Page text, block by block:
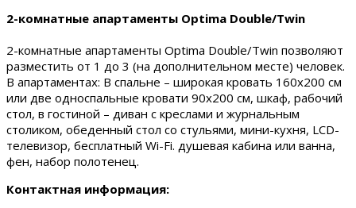
2-комнатные апартаменты Optima Double/Twin
2-комнатные апартаменты Optima Double/Twin позволяют
разместить от 1 до 3 (на дополнительном месте) человек.
В апартаментах: В спальне – широкая кровать 160х200 см
или две односпальные кровати 90х200 см, шкаф, рабочий
стол, в гостиной – диван с креслами и журнальным
столиком, обеденный стол со стульями, мини-кухня, LCD-
телевизор, бесплатный Wi-Fi. душевая кабина или ванна,
фен, набор полотенец.
Контактная информация: